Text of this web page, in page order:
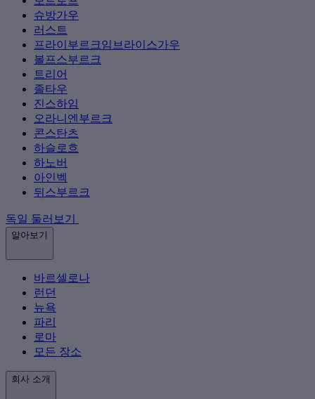
슈방가우
러스트
프라이부르크임브라이스가우
볼프스부르크
트리어
졸타우
진스하임
오라니엔부르크
콘스탄츠
하슬로흐
하노버
아인벡
뒤스부르크
독일 둘러보기
알아보기
바르셀로나
런던
뉴욕
파리
로마
모든 장소
회사 소개